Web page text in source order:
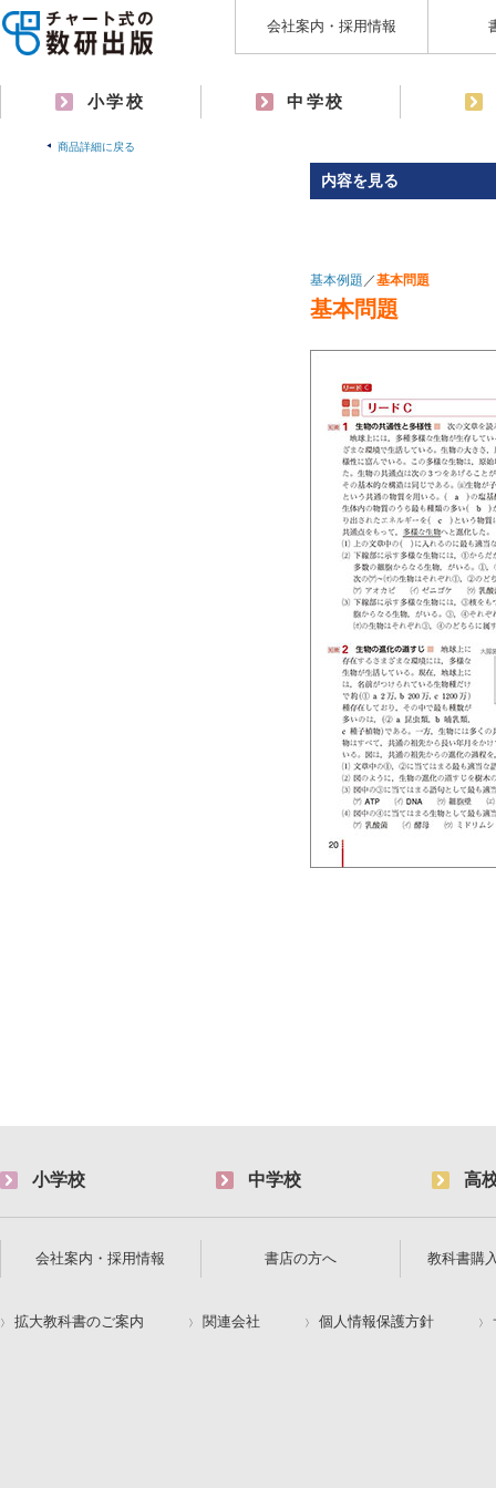
会社案内・採用情報
小学校 中学校
商品詳細に戻る
内容を見る
基本例題 ／基本問題
基本問題
小学校 中学校 高
会社案内・採用情報 書店の方へ 教科書購
拡大教科書のご案内 関連会社 個人情報保護方針